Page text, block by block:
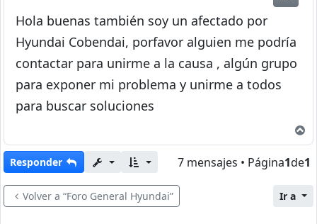
Hola buenas también soy un afectado por
Hyundai Cobendai, porfavor alguien me podría
contactar para unirme a la causa , algún grupo
para exponer mi problema y unirme a todos
para buscar soluciones
Responder 7 mensajes • Página1de1
Volver a “Foro General Hyundai” Ir a